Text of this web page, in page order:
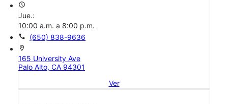
access_time
Jue.:
10:00 a.m. a 8:00 p.m.
call (650) 838-9636
location_on
165 University Ave
Palo Alto, CA 94301
Ver